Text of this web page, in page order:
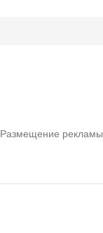
Размещение рекламы